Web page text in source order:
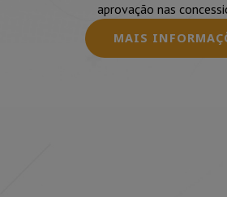
aprovação nas
MAIS